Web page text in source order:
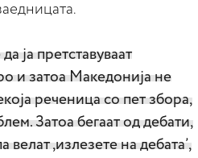
ја претставуваат
и затоа Македонија не
реченица со пет збора,
Затоа бегаат од дебати,
велат ,излезете на дебата’,